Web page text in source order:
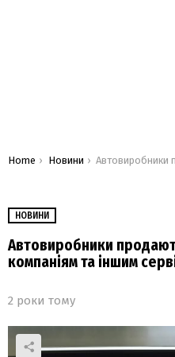
You are here:
Home Новини Автовиробники продають дані водіїв страховим компаніям та іншим сервісам: як
НОВИНИ
Автовиробники
компаніям та іншим
2 роки тому